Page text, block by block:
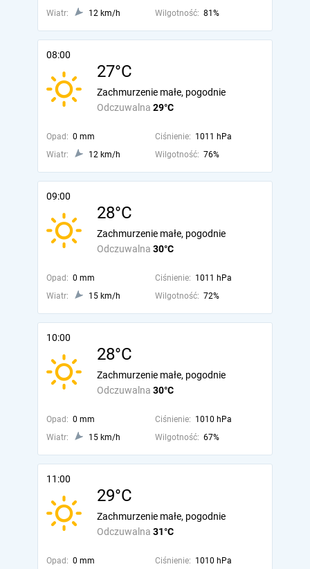
Wiatr: 12 km/h Wilgotność: 81%
08:00
27°C
Odczuwalna 29°C
Zachmurzenie małe, pogodnie
Opad: 0 mm Ciśnienie: 1011 hPa
Wiatr:
12 km/h Wilgotność: 76%
09:00
28°C
Odczuwalna 30°C
Zachmurzenie małe, pogodnie
Opad: 0 mm Ciśnienie: 1011 hPa
Wiatr:
15 km/h Wilgotność: 72%
10:00
28°C
Odczuwalna 30°C
Zachmurzenie małe, pogodnie
Opad: 0 mm Ciśnienie: 1010 hPa
Wiatr:
15 km/h Wilgotność: 67%
11:00
29°C
Odczuwalna 31°C
Zachmurzenie małe, pogodnie
Opad: 0 mm Ciśnienie: 1010 hPa